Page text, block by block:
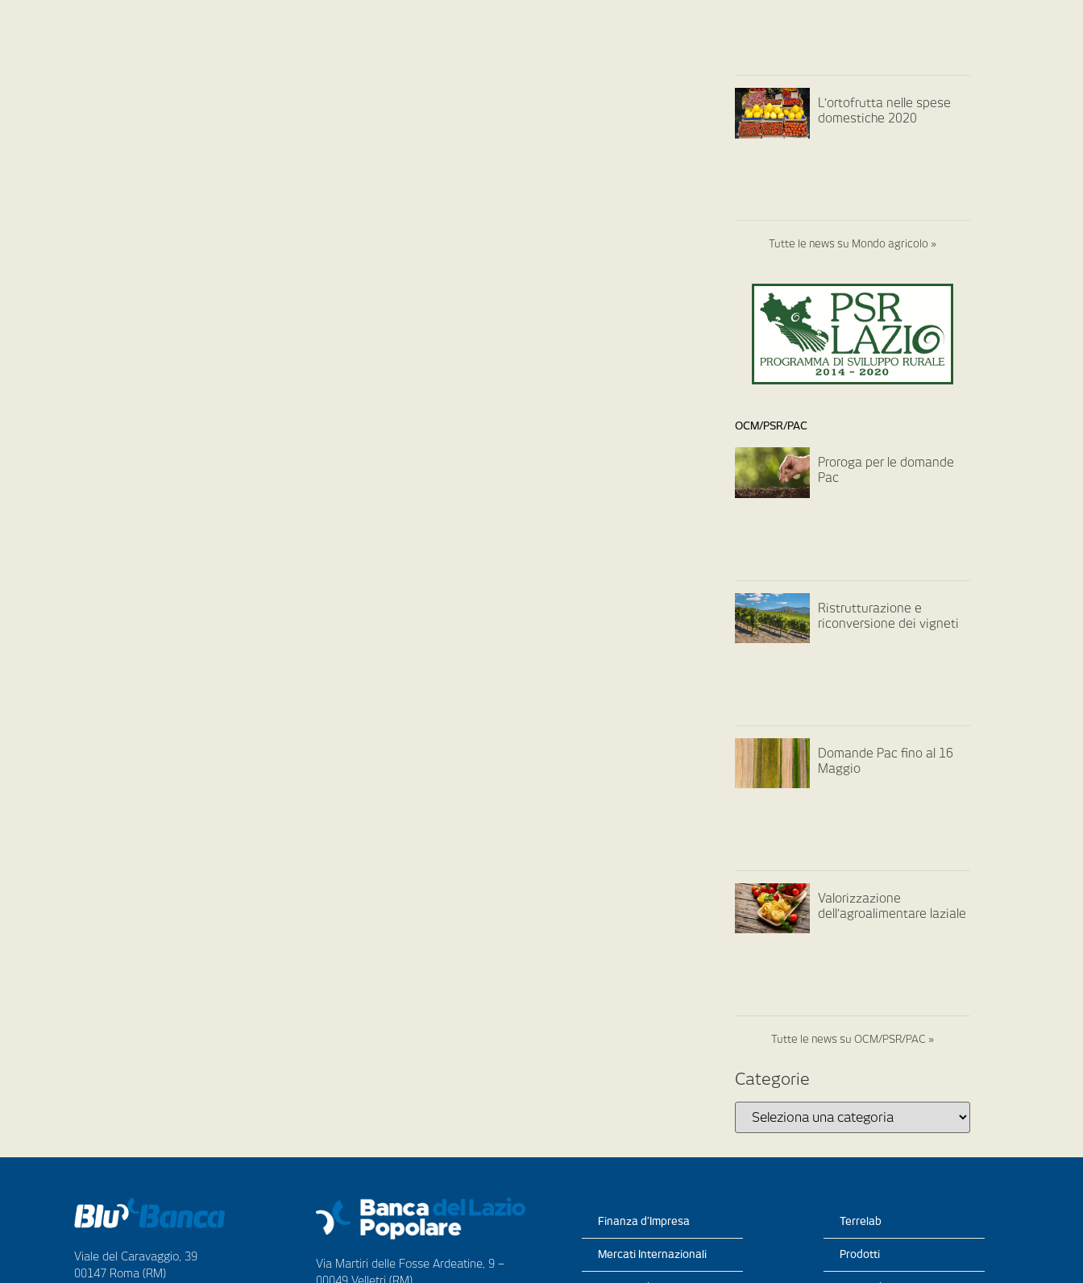
L’ortofrutta nelle spese
domestiche 2020
Tutte le news su Mondo agricolo »
OCM/PSR/PAC
Proroga per le domande
Pac
Ristrutturazione e
riconversione dei vigneti
Domande Pac fino al 16
Maggio
Valorizzazione
dell’agroalimentare laziale
Tutte le news su OCM/PSR/PAC »
Categorie
Viale del Caravaggio, 39
00147 Roma (RM)
Via Martiri delle Fosse Ardeatine, 9 –
Finanza d’Impresa
Mercati Internazionali
Terrelab
Prodotti